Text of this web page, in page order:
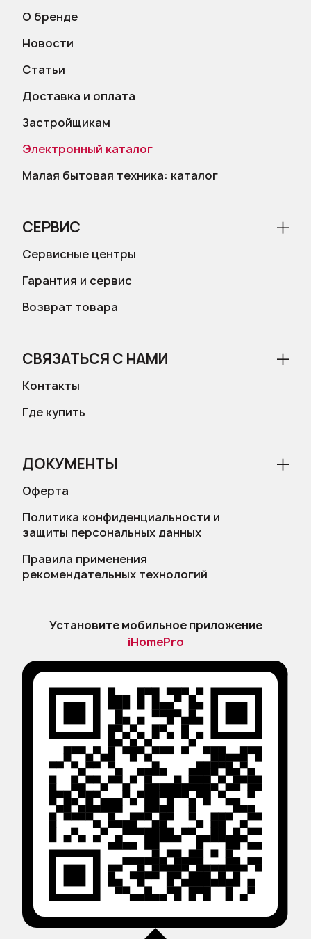
О бренде
Новости
Статьи
Доставка и оплата
Застройщикам
Электронный каталог
Малая бытовая техника: каталог
СЕРВИС
Сервисные центры
Гарантия и сервис
Возврат товара
СВЯЗАТЬСЯ С НАМИ
Контакты
Где купить
ДОКУМЕНТЫ
Оферта
Политика конфиденциальности и
защиты персональных данных
Правила применения
рекомендательных технологий
Установите мобильное приложение
iHomePro